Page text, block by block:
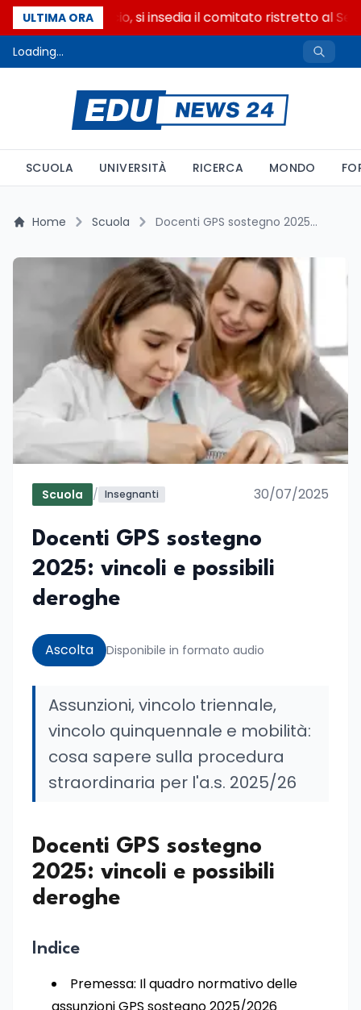
ULTIMA ORA
Riforma del calcio, si insedia il comitato ristretto al
Loading...
SCUOLA UNIVERSITÀ RICERCA MONDO
Home Scuola Docenti GPS sostegno 2025: vincoli e possibili deroghe
Scuola / Insegnanti 30/07/2025
Docenti GPS sostegno
2025: vincoli e possibili
deroghe
Ascolta Disponibile in formato audio
Assunzioni, vincolo triennale,
vincolo quinquennale e mobilità:
cosa sapere sulla procedura
straordinaria per l'a.s. 2025/26
Docenti GPS sostegno
2025: vincoli e possibili
deroghe
Indice
Premessa: Il quadro normativo delle